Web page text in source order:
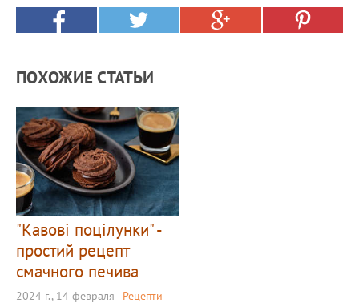
ПОХОЖИЕ СТАТЬИ
"Кавові поцілунки" -
простий рецепт
смачного печива
2024 г., 14 февраля Рецепти